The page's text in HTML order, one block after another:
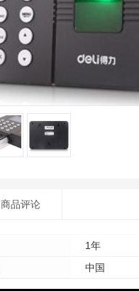
商品评论
1年
中国